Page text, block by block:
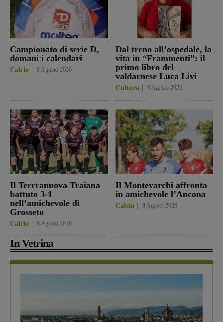
Campionato di serie D,
domani i calendari
Calcio 9 Agosto 2026
Dal treno all’ospedale, la
vita in “Frammenti”: il
primo libro del
valdarnese Luca Livi
Cultura 9 Agosto 2026
Il Terrranuova Traiana
battuto 3-1
nell’amichevole di
Grosseto
Calcio 8 Agosto 2026
Il Montevarchi affronta
in amichevole l’Ancona
Calcio 8 Agosto 2026
In Vetrina